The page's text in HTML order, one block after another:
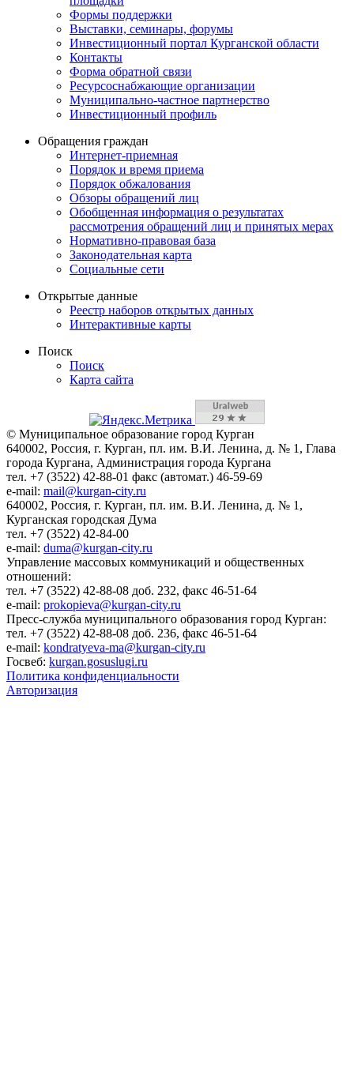
Формы поддержки
Выставки, семинары, форумы
Инвестиционный портал Курганской области
Контакты
Форма обратной связи
Ресурсоснабжающие организации
Муниципально-частное партнерство
Инвестиционный профиль
Обращения граждан
Интернет-приемная
Порядок и время приема
Порядок обжалования
Обзоры обращений лиц
Обобщенная информация о результатах
рассмотрения обращений лиц и принятых мерах
Нормативно-правовая база
Законодательная карта
Социальные сети
Открытые данные
Реестр наборов открытых данных
Интерактивные карты
Поиск
Поиск
Карта сайта
© Муниципальное образование город Курган
640002, Россия, г. Курган, пл. им. В.И. Ленина, д. № 1, Глава
города Кургана, Администрация города Кургана
тел. +7 (3522) 42-88-01 факс (автомат.) 46-59-69
e-mail: mail@kurgan-city.ru
640002, Россия, г. Курган, пл. им. В.И. Ленина, д. № 1,
Курганская городская Дума
тел. +7 (3522) 42-84-00
e-mail: duma@kurgan-city.ru
Управление массовых коммуникаций и общественных
отношений:
тел. +7 (3522) 42-88-08 доб. 232, факс 46-51-64
e-mail: prokopieva@kurgan-city.ru
Пресс-служба муниципального образования город Курган:
тел. +7 (3522) 42-88-08 доб. 236, факс 46-51-64
e-mail: kondratyeva-ma@kurgan-city.ru
Госвеб: kurgan.gosuslugi.ru
Политика конфиденциальности
Авторизация